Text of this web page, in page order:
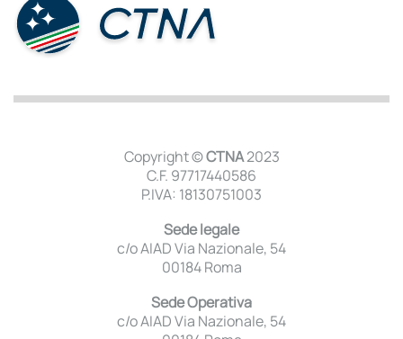
Copyright ©CTNA2023
C.F. 97717440586
P.IVA: 18130751003
Sede legale
c/o AIAD Via Nazionale, 54
00184 Roma
Sede Operativa
c/o AIAD Via Nazionale, 54